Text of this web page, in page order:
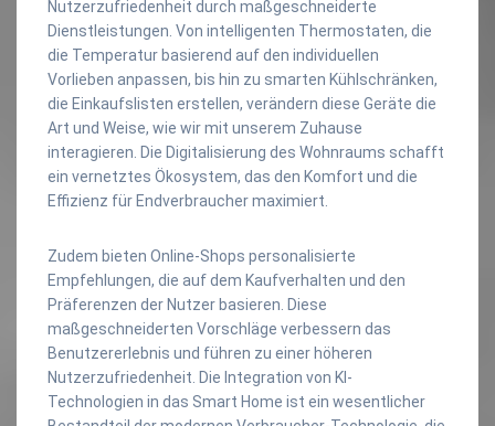
Nutzerzufriedenheit durch maßgeschneiderte
Dienstleistungen. Von intelligenten Thermostaten, die
die Temperatur basierend auf den individuellen
Vorlieben anpassen, bis hin zu smarten Kühlschränken,
die Einkaufslisten erstellen, verändern diese Geräte die
Art und Weise, wie wir mit unserem Zuhause
interagieren. Die Digitalisierung des Wohnraums schafft
ein vernetztes Ökosystem, das den Komfort und die
Effizienz für Endverbraucher maximiert.
Zudem bieten Online-Shops personalisierte
Empfehlungen, die auf dem Kaufverhalten und den
Präferenzen der Nutzer basieren. Diese
maßgeschneiderten Vorschläge verbessern das
Benutzererlebnis und führen zu einer höheren
Nutzerzufriedenheit. Die Integration von KI-
Technologien in das Smart Home ist ein wesentlicher